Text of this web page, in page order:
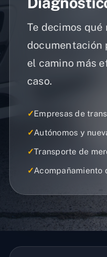
Te decimos
documentación
el camino más
caso.
✓Empresas de
✓Autónomos y
✓Transporte de
✓Acompañamiento